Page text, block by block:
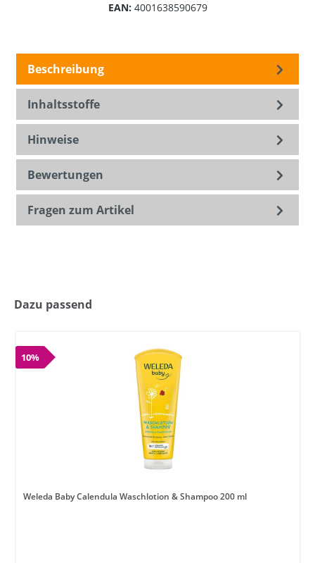
EAN: 4001638590679
Beschreibung
Inhaltsstoffe
Hinweise
Bewertungen
Fragen zum Artikel
Dazu passend
10%
Weleda Baby Calendula Waschlotion & Shampoo 200 ml